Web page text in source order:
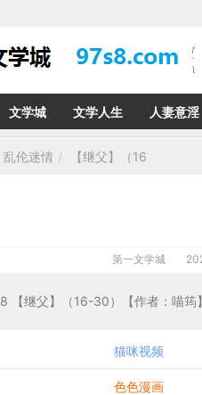
文学城 文学人生 人妻意淫
乱伦迷情 【继父】（16
第一文学城
8 【继父】（16-30）【
猫咪视频
色色漫画